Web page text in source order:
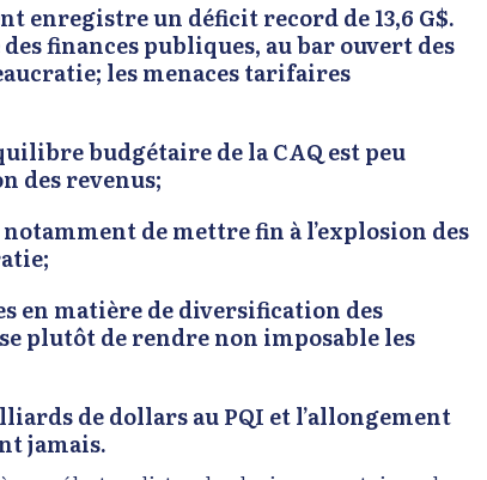
enregistre un déficit record de 13,6 G$.
finances publiques, au bar ouvert des
les menaces tarifaires
budgétaire de la CAQ est peu
des revenus;
de mettre fin à l’explosion des
en matière de diversification des
plutôt de rendre non imposable les
de dollars au PQI et l’allongement
jamais.